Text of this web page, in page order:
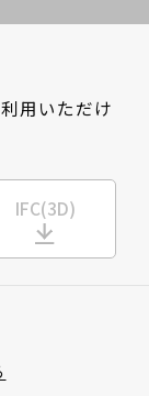
用いただけ
IFC(3D)